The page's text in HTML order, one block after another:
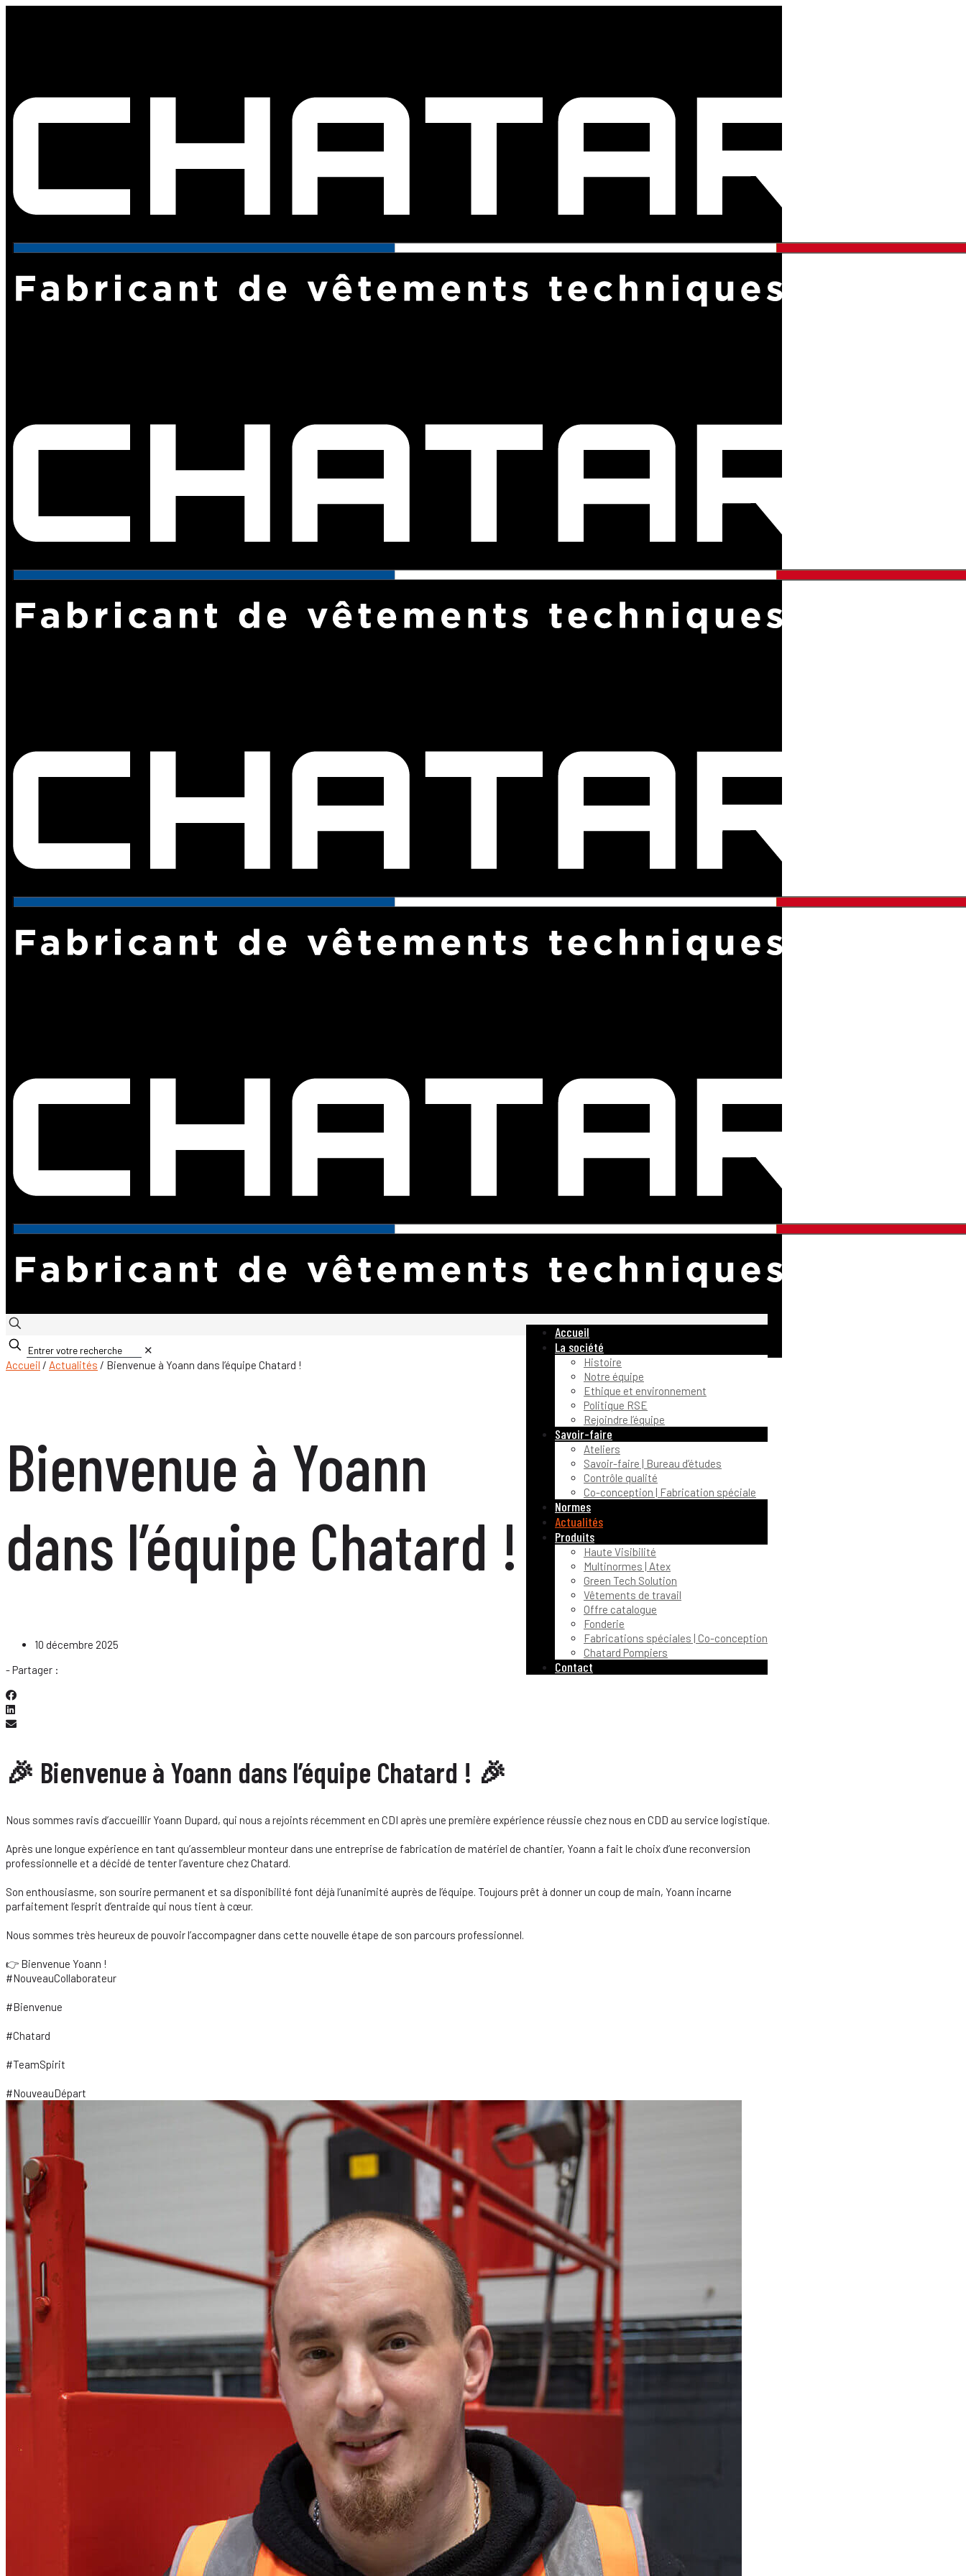
Accueil
La société
Histoire
Notre équipe
Ethique et environnement
Politique RSE
Rejoindre l’équipe
Savoir-faire
Ateliers
Savoir-faire | Bureau d’études
Contrôle qualité
Co-conception | Fabrication spéciale
Normes
Actualités
Produits
Haute Visibilité
Multinormes | Atex
Green Tech Solution
Vêtements de travail
Offre catalogue
Fonderie
Fabrications spéciales | Co-conception
Chatard Pompiers
Contact
✕
Accueil / Actualités / Bienvenue à Yoann dans l’équipe Chatard !
Bienvenue à Yoann
dans l’équipe Chatard !
10 décembre 2025
- Partager :
🎉 Bienvenue à Yoann dans l’équipe Chatard ! 🎉
Nous sommes ravis d’accueillir Yoann Dupard, qui nous a rejoints récemment en CDI après une première expérience réussie chez nous en CDD au service logistique.
Après une longue expérience en tant qu’assembleur monteur dans une entreprise de fabrication de matériel de chantier, Yoann a fait le choix d’une reconversion
professionnelle et a décidé de tenter l’aventure chez Chatard.
Son enthousiasme, son sourire permanent et sa disponibilité font déjà l’unanimité auprès de l’équipe. Toujours prêt à donner un coup de main, Yoann incarne
parfaitement l’esprit d’entraide qui nous tient à cœur.
Nous sommes très heureux de pouvoir l’accompagner dans cette nouvelle étape de son parcours professionnel.
👉 Bienvenue Yoann !
#NouveauCollaborateur
#Bienvenue
#Chatard
#TeamSpirit
#NouveauDépart